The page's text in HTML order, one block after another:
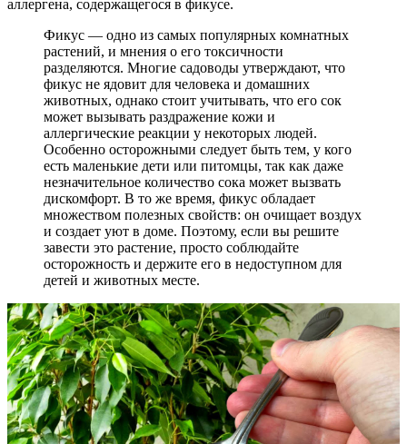
аллергена, содержащегося в фикусе.
Фикус — одно из самых популярных комнатных
растений, и мнения о его токсичности
разделяются. Многие садоводы утверждают, что
фикус не ядовит для человека и домашних
животных, однако стоит учитывать, что его сок
может вызывать раздражение кожи и
аллергические реакции у некоторых людей.
Особенно осторожными следует быть тем, у кого
есть маленькие дети или питомцы, так как даже
незначительное количество сока может вызвать
дискомфорт. В то же время, фикус обладает
множеством полезных свойств: он очищает воздух
и создает уют в доме. Поэтому, если вы решите
завести это растение, просто соблюдайте
осторожность и держите его в недоступном для
детей и животных месте.